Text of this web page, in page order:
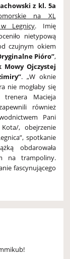
z kl. 5a
na XL
Legnicy. Imię
nietypową
czujnym okiem
Pióro”,
Mowy Ojczystej
. „W oknie
nie mogłaby się
Macieja
również
Pani
, obejrzenie
spotkanie
obdarowała
na trampoliny.
fascynującego